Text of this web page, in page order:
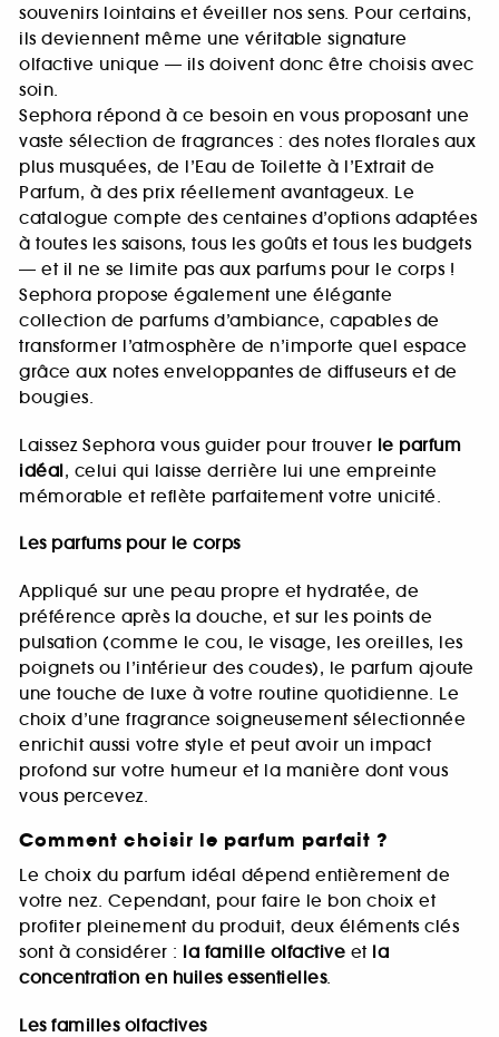
souvenirs lointains et éveiller nos sens. Pour certains,
ils deviennent même une véritable signature
olfactive unique — ils doivent donc être choisis avec
soin.
Sephora répond à ce besoin en vous proposant une
vaste sélection de fragrances : des notes florales aux
plus musquées, de l’Eau de Toilette à l’Extrait de
Parfum, à des prix réellement avantageux. Le
catalogue compte des centaines d’options adaptées
à toutes les saisons, tous les goûts et tous les budgets
— et il ne se limite pas aux parfums pour le corps !
Sephora propose également une élégante
collection de parfums d’ambiance, capables de
transformer l’atmosphère de n’importe quel espace
grâce aux notes enveloppantes de diffuseurs et de
bougies.
Laissez Sephora vous guider pour trouver le parfum
idéal, celui qui laisse derrière lui une empreinte
mémorable et reflète parfaitement votre unicité.
Les parfums pour le corps
Appliqué sur une peau propre et hydratée, de
préférence après la douche, et sur les points de
pulsation (comme le cou, le visage, les oreilles, les
poignets ou l’intérieur des coudes), le parfum ajoute
une touche de luxe à votre routine quotidienne. Le
choix d’une fragrance soigneusement sélectionnée
enrichit aussi votre style et peut avoir un impact
profond sur votre humeur et la manière dont vous
vous percevez.
Comment choisir le parfum parfait ?
Le choix du parfum idéal dépend entièrement de
votre nez. Cependant, pour faire le bon choix et
profiter pleinement du produit, deux éléments clés
sont à considérer : la famille olfactive et la
concentration en huiles essentielles.
Les familles olfactives